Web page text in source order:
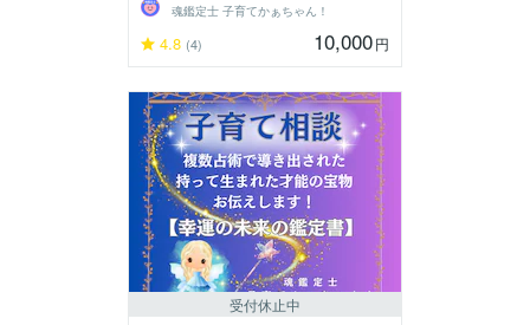
魂鑑定士 子育てかぁちゃん！
4.8 (4) 10,000円
受付休止中